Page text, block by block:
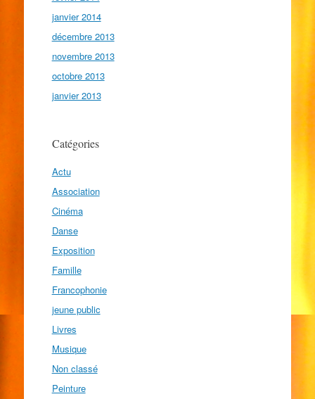
janvier 2014
décembre 2013
novembre 2013
octobre 2013
janvier 2013
Catégories
Actu
Association
Cinéma
Danse
Exposition
Famille
Francophonie
jeune public
Livres
Musique
Non classé
Peinture